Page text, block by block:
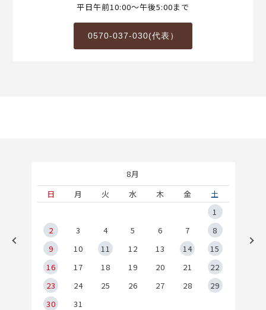
平日午前10:00～午後5:00まで
0570-037-030(代表）
8月
日
月 火 水 木 金
土
1
2
3 4 5 6 7
8
9
10 11 12 13 14
15
16
17 18 19 20 21
22
23
24 25 26 27 28
29
30
31